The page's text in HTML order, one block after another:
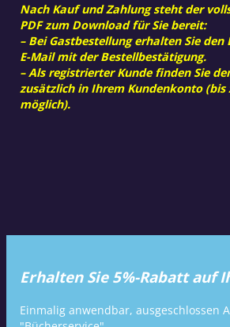
Nach Kauf und Zahlung steht der
PDF zum Download für Sie bereit:
– Bei Gastbestellung erhalten Sie
E-Mail mit der Bestellbestätigung.
– Als registrierter Kunde finden Sie
zusätzlich in Ihrem Kundenkonto (bis
möglich).
Erhalten Sie 5%-Rabatt auf
Einmalig anwendbar, ausgeschlossen